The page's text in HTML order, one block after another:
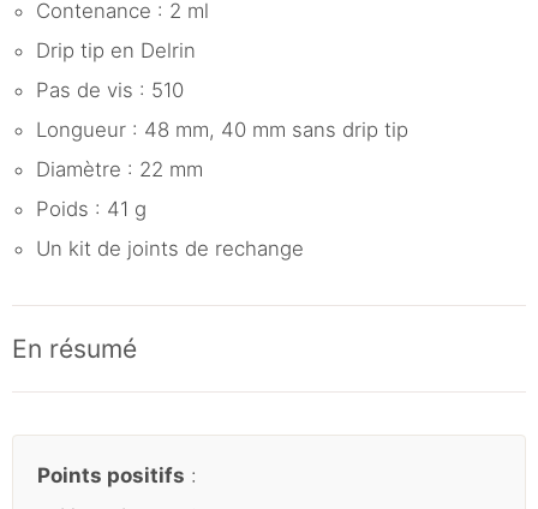
Contenance : 2 ml
Drip tip en Delrin
Pas de vis : 510
Longueur : 48 mm, 40 mm sans drip tip
Diamètre : 22 mm
Poids : 41 g
Un kit de joints de rechange
En résumé
Points positifs :